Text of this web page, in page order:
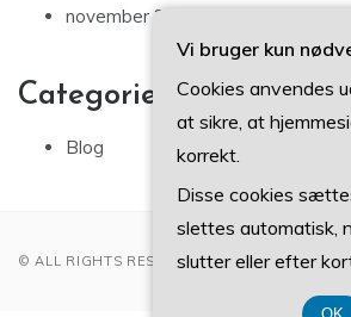
november 2023
Categories
Blog
© ALL RIGHTS RESERVED 2022
Vi bruger kun
Cookies anvendes
at sikre, at
korrekt.
Disse cookies
slettes automatisk,
slutter eller efter